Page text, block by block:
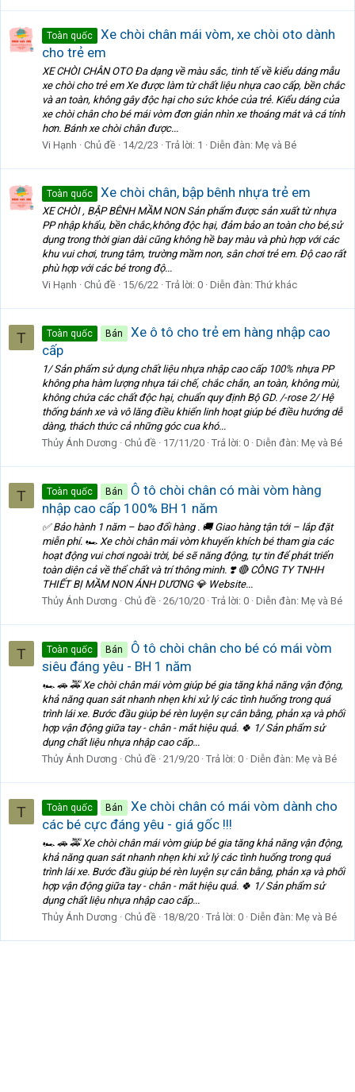
Toàn quốc
Xe chòi chân mái vòm, xe chòi oto dành
cho trẻ em
XE CHÒI CHÂN OTO Đa dạng về màu sắc, tinh tế về kiểu dáng mẫu
xe chòi cho trẻ em Xe được làm từ chất liệu nhựa cao cấp, bền chắc
và an toàn, không gây độc hại cho sức khỏe của trẻ. Kiểu dáng của
xe chòi chân cho bé mái vòm đơn giản nhìn xe thoáng mát và cá tính
hơn. Bánh xe chòi chân được...
Vi Hạnh
Chủ đề 14/2/23 Trả lời: 1 Diễn đàn: Mẹ và Bé
Toàn quốc Xe chòi chân, bập bênh nhựa trẻ em
XE CHÒI , BẬP BÊNH MẦM NON Sản phẩm được sản xuất từ nhựa
PP nhập khẩu, bền chắc,không độc hại, đảm bảo an toàn cho bé,sử
dụng trong thời gian dài cũng không hề bay màu và phù hợp với các
khu vui chơi, trung tâm, trường mầm non, sân chơi trẻ em. Độ cao rất
phù hợp với các bé trong độ...
Vi Hạnh
Chủ đề 15/6/22 Trả lời: 0 Diễn đàn: Thứ khác
T Toàn quốc Bán
Xe ô tô cho trẻ em hàng nhập cao
cấp
1/ Sản phẩm sử dụng chất liệu nhựa nhập cao cấp 100% nhựa PP
không pha hàm lượng nhựa tái chế, chắc chắn, an toàn, không mùi,
không chứa các chất độc hại, chuẩn quy định Bộ GD. /-rose 2/ Hệ
thống bánh xe và vô lăng điều khiển linh hoạt giúp bé điều hướng dễ
dàng, thách thức cả những góc cua khó...
Thủy Ánh Dương
Chủ đề 17/11/20 Trả lời: 0 Diễn đàn: Mẹ và Bé
T Toàn quốc Bán
Ô tô chòi chân có mài vòm hàng
nhập cao cấp 100% BH 1 năm
✅ Bảo hành 1 năm – bao đổi hàng . 🚚 Giao hàng tận tới – lắp đặt
miễn phí. 🏎 Xe chòi chân mái vòm khuyến khích bé tham gia các
hoạt động vui chơi ngoài trời, bé sẽ năng động, tự tin để phát triển
toàn diện cả về thể chất và trí thông minh. ❣ 🔴 CÔNG TY TNHH
THIẾT BỊ MẦM NON ÁNH DƯƠNG 💎 Website...
Thủy Ánh Dương
Chủ đề 26/10/20 Trả lời: 0 Diễn đàn: Mẹ và Bé
T Toàn quốc Bán
Ô tô chòi chân cho bé có mái vòm
siêu đáng yêu - BH 1 năm
🏎 🚗 🚕 Xe chòi chân mái vòm giúp bé gia tăng khả năng vận động,
khả năng quan sát nhanh nhẹn khi xử lý các tình huống trong quá
trình lái xe. Bước đầu giúp bé rèn luyện sự cân bằng, phản xạ và phối
hợp vận động giữa tay - chân - mắt hiệu quả. 🍀 1/ Sản phẩm sử
dụng chất liệu nhựa nhập cao cấp...
Thủy Ánh Dương
Chủ đề 21/9/20 Trả lời: 0 Diễn đàn: Mẹ và Bé
T Toàn quốc Bán
Xe chòi chân có mái vòm dành cho
các bé cực đáng yêu - giá gốc !!!
🏎 🚗 🚕 Xe chòi chân mái vòm giúp bé gia tăng khả năng vận động,
khả năng quan sát nhanh nhẹn khi xử lý các tình huống trong quá
trình lái xe. Bước đầu giúp bé rèn luyện sự cân bằng, phản xạ và phối
hợp vận động giữa tay - chân - mắt hiệu quả. 🍀 1/ Sản phẩm sử
dụng chất liệu nhựa nhập cao cấp...
Thủy Ánh Dương
Chủ đề 18/8/20 Trả lời: 0 Diễn đàn: Mẹ và Bé